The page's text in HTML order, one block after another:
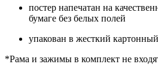
постер напечатан на
бумаге без белых полей
упакован в жесткий
*Рама и зажимы в комплект не